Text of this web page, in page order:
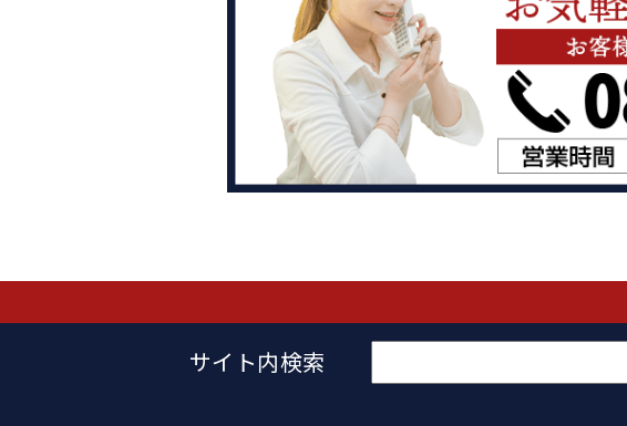
サイト内検索
索: